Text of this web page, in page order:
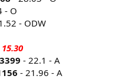
- O
- ODW
3399 - 22.1 - A
- 21.96 - A